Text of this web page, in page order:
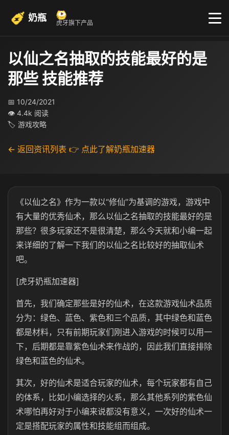
奶瓶 虎牙旗下产品
以仙之名抽取的技能最好的是
那些 技能推荐
📅 10/24/2021
👁 4.4k 阅读
🏷 游戏攻略
← 返回资讯列表 👉 点此了解奶瓶加速器
《以仙之名》作为一款以“修仙”为基调的游戏，游戏中
有大量的优秀仙术，那么以仙之名抽取的技能最好的是
那些？很多玩家还不是很清楚，那么今天就和小编一起
来详细的了解一下我们的以仙之名比较好的抽取仙术
吧。
[虎牙奶瓶加速器]
首先，我们确定那些是好的仙术，在这款游戏仙术品质
分为：绿色、蓝色、紫色和三个品质，其中绿色和蓝色
都是材料，只有前期玩家们刚进入游戏的时候可以用一
下，后期都是靠紫色仙术来作战的，因此我们直接排除
绿色和蓝色的仙术。
其次，好的仙术是适合玩家的仙术，每个玩家都有自己
的体系，比如小编选择的火系，那么其他系列的紫色仙
术哪怕再好对于小编来说都没有意义，一次好的仙术一
定是搭配玩家的属性和技能组而组成。